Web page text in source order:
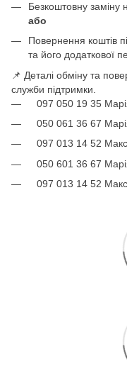
Безкоштовну заміну
або
Повернення коштів
та його додаткової
📌 Деталі обміну та
служби підтримки.
097 050 19 35
050 061 36 67
097 013 14 52
050 601 36 67
097 013 14 52